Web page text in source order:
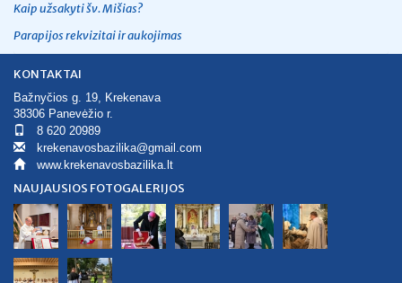
Kaip užsakyti šv. Mišias?
Parapijos rekvizitai ir aukojimas
KONTAKTAI
Bažnyčios g. 19, Krekenava
38306 Panevėžio r.
8 620 20989
krekenavosbazilika@gmail.com
www.krekenavosbazilika.lt
NAUJAUSIOS FOTOGALERIJOS